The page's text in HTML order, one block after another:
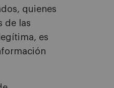
quienes
de las
es